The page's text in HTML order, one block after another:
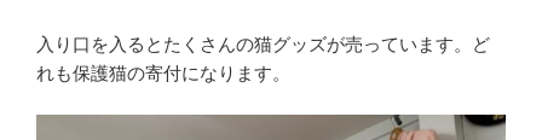
入り口を入るとたくさんの猫グッズが売っています。ど
れも保護猫の寄付になります。